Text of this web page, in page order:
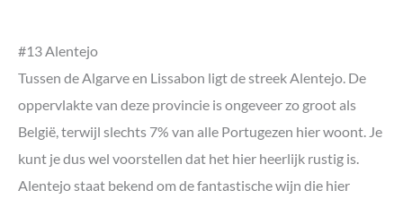
#13 Alentejo
Tussen de Algarve en Lissabon ligt de streek Alentejo. De
oppervlakte van deze provincie is ongeveer zo groot als
België, terwijl slechts 7% van alle Portugezen hier woont. Je
kunt je dus wel voorstellen dat het hier heerlijk rustig is.
Alentejo staat bekend om de fantastische wijn die hier